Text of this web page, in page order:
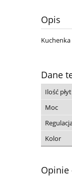
Opis
Dane
Ilość płyt
Moc
Kolor
Opinie